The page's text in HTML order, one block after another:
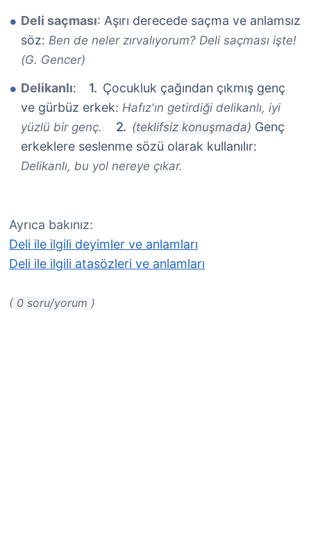
Deli saçması: Aşırı derecede saçma ve anlamsız
söz: Ben de neler zırvalıyorum? Deli saçması işte!
(G. Gencer)
Delikanlı:
Çocukluk çağından çıkmış genç
ve gürbüz erkek: Hafız'ın getirdiği delikanlı, iyi
yüzlü bir genç.
(teklifsiz konuşmada) Genç
erkeklere seslenme sözü olarak kullanılır:
Delikanlı, bu yol nereye çıkar.
Ayrıca bakınız:
Deli ile ilgili deyimler ve anlamları
Deli ile ilgili atasözleri ve anlamları
( 0 soru/yorum )